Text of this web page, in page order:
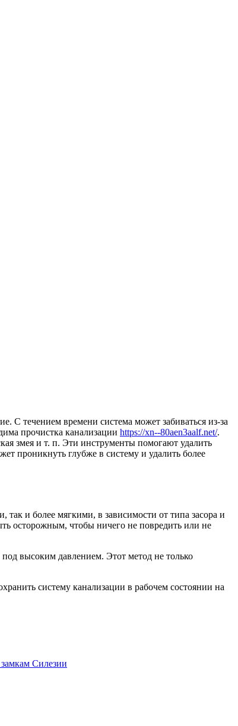
С течением времени система может забиваться из-за
прочистка канализации https://xn--80aen3aalf.net/.
змея и т. п. Эти инструменты помогают удалить
проникнуть глубже в систему и удалить более
и более мягкими, в зависимости от типа засора и
осторожным, чтобы ничего не повредить или не
высоким давлением. Этот метод не только
систему канализации в рабочем состоянии на
Силезии